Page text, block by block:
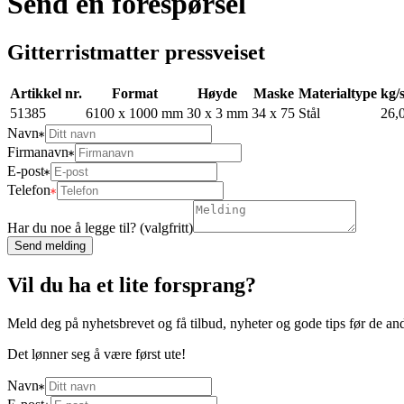
Gitterristmatter pressveiset
Artikkel nr. Format Høyde Maske Materialtype kg/
51385
6100 x 1000 mm 30 x 3 mm 34 x 75 Stål
Navn
Firmanavn
E-post
Telefon
Har du noe å legge til? (valgfritt)
Send melding
Vil du ha et lite forsprang?
Meld deg på nyhetsbrevet og få tilbud, nyheter og gode tips før de
Det lønner seg å være først ute!
Navn